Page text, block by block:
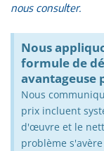
nous consulter.
Nous
formule de
avantageuse
Nous
prix incluent
d'œuvre et le
problème